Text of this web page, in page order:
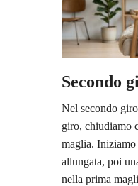
Secondo
Nel secondo
giro, chiudiamo
maglia. Iniziamo
allungata, poi
nella prima